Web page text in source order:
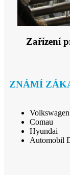
Zařízení
ZNÁMÍ
Volkswagen
Comau
Hyundai
Automobil